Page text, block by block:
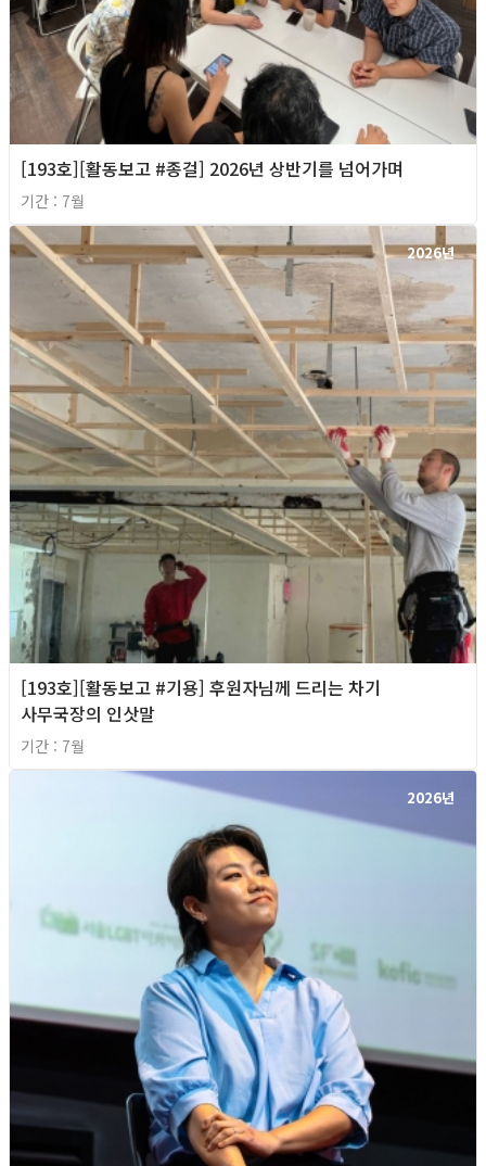
[193호][활동보고 #종걸] 2026년 상반기를 넘어가며
기간 : 7월
2026년
[193호][활동보고 #기용] 후원자님께 드리는 차기
사무국장의 인삿말
기간 : 7월
2026년